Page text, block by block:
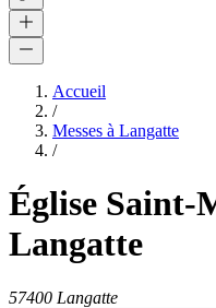
Accueil
/
Messes à Langatte
/
Église Saint-
Langatte
57400 Langatte